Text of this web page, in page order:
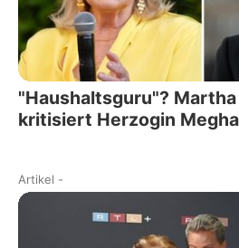
"Haushaltsguru"?
kritisiert Herzogin
Artikel -